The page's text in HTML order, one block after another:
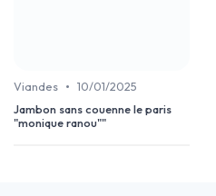
Viandes • 10/01/2025
Jambon sans couenne le paris
"monique ranou""